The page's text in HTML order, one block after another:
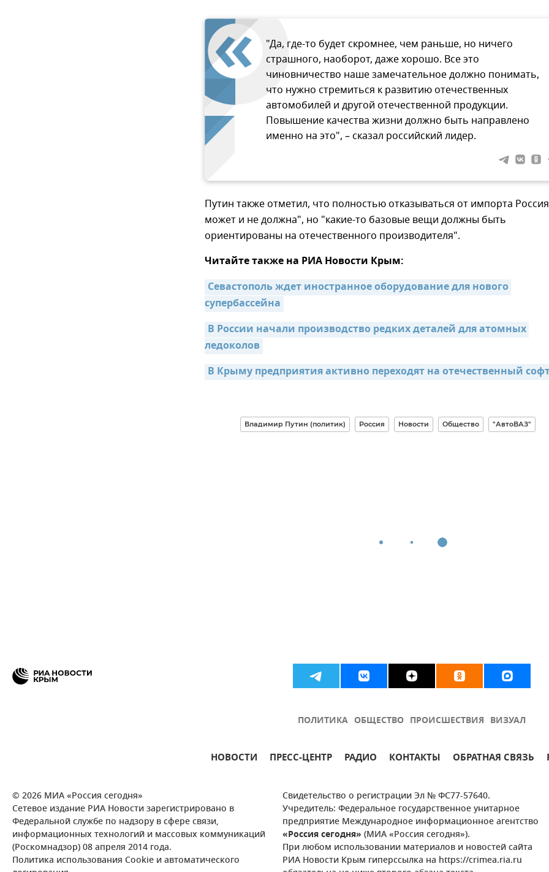
"Да, где-то будет скромнее, чем раньше, но ничего
страшного, наоборот, даже хорошо. Все это
чиновничество наше замечательное должно понимать,
что нужно стремиться к развитию отечественных
автомобилей и другой отечественной продукции.
Повышение качества жизни должно быть направлено
именно на это", – сказал российский лидер.
Путин также отметил, что полностью отказываться от импорта
может и не должна", но "какие-то базовые вещи должны быть
ориентированы на отечественного производителя".
Читайте также на РИА Новости Крым:
Севастополь ждет иностранное оборудование для нового
супербассейна
В России начали производство редких деталей для атомных
ледоколов
В Крыму предприятия активно переходят на отечественный
Владимир Путин (политик) Россия Новости Общество "АвтоВАЗ"
ПОЛИТИКА ОБЩЕСТВО ПРОИСШЕСТВИЯ ВИЗУАЛ
НОВОСТИ ПРЕСС-ЦЕНТР РАДИО КОНТАКТЫ ОБРАТНАЯ СВЯЗЬ
© 2026 МИА «Россия сегодня»
Сетевое издание РИА Новости зарегистрировано в
Федеральной службе по надзору в сфере связи,
информационных технологий и массовых коммуникаций
(Роскомнадзор) 08 апреля 2014 года.
Политика использования Cookie и автоматического
Свидетельство о регистрации Эл № ФС77-57640.
Учредитель: Федеральное государственное унитарное
предприятие Международное информационное агентство
«Россия сегодня» (МИА «Россия сегодня»).
При любом использовании материалов и новостей сайта
РИА Новости Крым гиперссылка на https://crimea.ria.ru